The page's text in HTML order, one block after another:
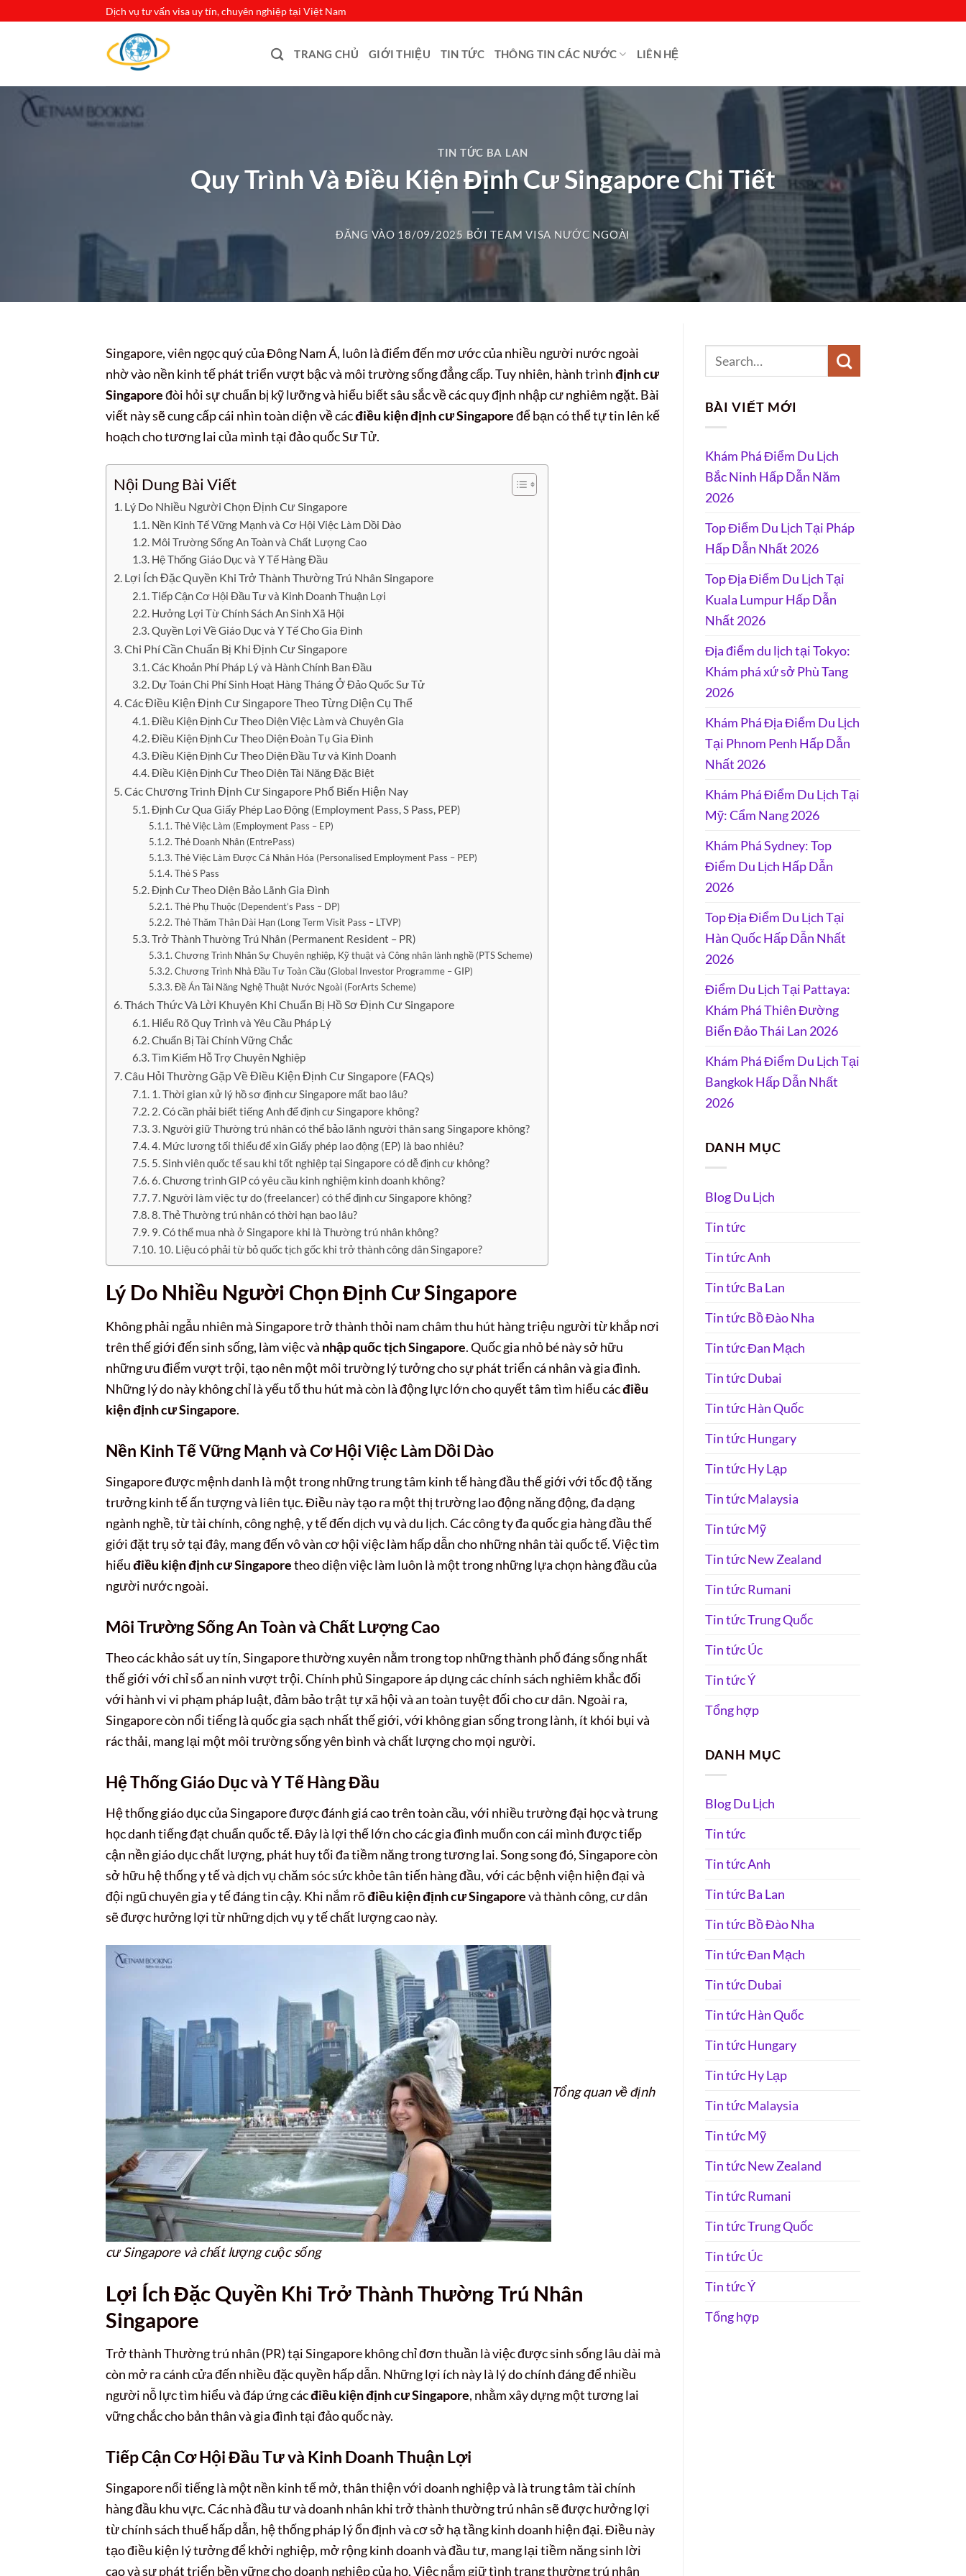
Dịch vụ tư vấn visa uy tín, chuyên nghiệp tại Việt Nam
TRANG CHỦ GIỚI THIỆU TIN TỨC THÔNG TIN CÁC NƯỚC LIÊN HỆ
TIN TỨC BA LAN
Quy Trình Và Điều Kiện Định Cư Singapore Chi Tiết
ĐĂNG VÀO 18/09/2025 BỞITEAM VISA NƯỚC NGOÀI
Singapore, viên ngọc quý của Đông Nam Á, luôn là điểm đến mơ ước của nhiều người nước ngoài
nhờ vào nền kinh tế phát triển vượt bậc và môi trường sống đẳng cấp. Tuy nhiên, hành trìnhđịnh cư
Singapoređòi hỏi sự chuẩn bị kỹ lưỡng và hiểu biết sâu sắc về các quy định nhập cư nghiêm ngặt. Bài
viết này sẽ cung cấp cái nhìn toàn diện về cácđiều kiện định cư Singapoređể bạn có thể tự tin lên kế
hoạch cho tương lai của mình tại đảo quốc Sư Tử.
Nội Dung Bài Viết
Lý Do Nhiều Người Chọn Định Cư Singapore
Nền Kinh Tế Vững Mạnh và Cơ Hội Việc Làm Dồi Dào
Môi Trường Sống An Toàn và Chất Lượng Cao
Hệ Thống Giáo Dục và Y Tế Hàng Đầu
Lợi Ích Đặc Quyền Khi Trở Thành Thường Trú Nhân Singapore
Tiếp Cận Cơ Hội Đầu Tư và Kinh Doanh Thuận Lợi
Hưởng Lợi Từ Chính Sách An Sinh Xã Hội
Quyền Lợi Về Giáo Dục và Y Tế Cho Gia Đình
Chi Phí Cần Chuẩn Bị Khi Định Cư Singapore
Các Khoản Phí Pháp Lý và Hành Chính Ban Đầu
Dự Toán Chi Phí Sinh Hoạt Hàng Tháng Ở Đảo Quốc Sư Tử
Các Điều Kiện Định Cư Singapore Theo Từng Diện Cụ Thể
Điều Kiện Định Cư Theo Diện Việc Làm và Chuyên Gia
Điều Kiện Định Cư Theo Diện Đoàn Tụ Gia Đình
Điều Kiện Định Cư Theo Diện Đầu Tư và Kinh Doanh
Điều Kiện Định Cư Theo Diện Tài Năng Đặc Biệt
Các Chương Trình Định Cư Singapore Phổ Biến Hiện Nay
Định Cư Qua Giấy Phép Lao Động (Employment Pass, S Pass, PEP)
Thẻ Việc Làm (Employment Pass – EP)
Thẻ Doanh Nhân (EntrePass)
Thẻ Việc Làm Được Cá Nhân Hóa (Personalised Employment Pass – PEP)
Thẻ S Pass
Định Cư Theo Diện Bảo Lãnh Gia Đình
Thẻ Phụ Thuộc (Dependent’s Pass – DP)
Thẻ Thăm Thân Dài Hạn (Long Term Visit Pass – LTVP)
Trở Thành Thường Trú Nhân (Permanent Resident – PR)
Chương Trình Nhân Sự Chuyên nghiệp, Kỹ thuật và Công nhân lành nghề (PTS Scheme)
Chương Trình Nhà Đầu Tư Toàn Cầu (Global Investor Programme – GIP)
Đề Án Tài Năng Nghệ Thuật Nước Ngoài (ForArts Scheme)
Thách Thức Và Lời Khuyên Khi Chuẩn Bị Hồ Sơ Định Cư Singapore
Hiểu Rõ Quy Trình và Yêu Cầu Pháp Lý
Chuẩn Bị Tài Chính Vững Chắc
Tìm Kiếm Hỗ Trợ Chuyên Nghiệp
Câu Hỏi Thường Gặp Về Điều Kiện Định Cư Singapore (FAQs)
1. Thời gian xử lý hồ sơ định cư Singapore mất bao lâu?
2. Có cần phải biết tiếng Anh để định cư Singapore không?
3. Người giữ Thường trú nhân có thể bảo lãnh người thân sang Singapore không?
4. Mức lương tối thiểu để xin Giấy phép lao động (EP) là bao nhiêu?
5. Sinh viên quốc tế sau khi tốt nghiệp tại Singapore có dễ định cư không?
6. Chương trình GIP có yêu cầu kinh nghiệm kinh doanh không?
7. Người làm việc tự do (freelancer) có thể định cư Singapore không?
8. Thẻ Thường trú nhân có thời hạn bao lâu?
9. Có thể mua nhà ở Singapore khi là Thường trú nhân không?
10. Liệu có phải từ bỏ quốc tịch gốc khi trở thành công dân Singapore?
Lý Do Nhiều Người Chọn Định Cư Singapore
Không phải ngẫu nhiên mà Singapore trở thành thỏi nam châm thu hút hàng triệu người từ khắp nơi
trên thế giới đến sinh sống, làm việc và nhập quốc tịch Singapore. Quốc gia nhỏ bé này sở hữu
những ưu điểm vượt trội, tạo nên một môi trường lý tưởng cho sự phát triển cá nhân và gia đình.
Những lý do này không chỉ là yếu tố thu hút mà còn là động lực lớn cho quyết tâm tìm hiểu cácđiều
kiện định cư Singapore.
Nền Kinh Tế Vững Mạnh và Cơ Hội Việc Làm Dồi Dào
Singapore được mệnh danh là một trong những trung tâm kinh tế hàng đầu thế giới với tốc độ tăng
trưởng kinh tế ấn tượng và liên tục. Điều này tạo ra một thị trường lao động năng động, đa dạng
ngành nghề, từ tài chính, công nghệ, y tế đến dịch vụ và du lịch. Các công ty đa quốc gia hàng đầu thế
giới đặt trụ sở tại đây, mang đến vô vàn cơ hội việc làm hấp dẫn cho những nhân tài quốc tế. Việc tìm
hiểuđiều kiện định cư Singaporetheo diện việc làm luôn là một trong những lựa chọn hàng đầu của
người nước ngoài.
Môi Trường Sống An Toàn và Chất Lượng Cao
Theo các khảo sát uy tín, Singapore thường xuyên nằm trong top những thành phố đáng sống nhất
thế giới với chỉ số an ninh vượt trội. Chính phủ Singapore áp dụng các chính sách nghiêm khắc đối
với hành vi vi phạm pháp luật, đảm bảo trật tự xã hội và an toàn tuyệt đối cho cư dân. Ngoài ra,
Singapore còn nổi tiếng là quốc gia sạch nhất thế giới, với không gian sống trong lành, ít khói bụi và
rác thải, mang lại một môi trường sống yên bình và chất lượng cho mọi người.
Hệ Thống Giáo Dục và Y Tế Hàng Đầu
Hệ thống giáo dục của Singapore được đánh giá cao trên toàn cầu, với nhiều trường đại học và trung
học danh tiếng đạt chuẩn quốc tế. Đây là lợi thế lớn cho các gia đình muốn con cái mình được tiếp
cận nền giáo dục chất lượng, phát huy tối đa tiềm năng trong tương lai. Song song đó, Singapore còn
sở hữu hệ thống y tế và dịch vụ chăm sóc sức khỏe tân tiến hàng đầu, với các bệnh viện hiện đại và
đội ngũ chuyên gia y tế đáng tin cậy. Khi nắm rõđiều kiện định cư Singaporevà thành công, cư dân
sẽ được hưởng lợi từ những dịch vụ y tế chất lượng cao này.
Tổng quan về định
cư Singapore và chất lượng cuộc sống
Lợi Ích Đặc Quyền Khi Trở Thành Thường Trú Nhân
Singapore
Trở thành Thường trú nhân (PR) tại Singapore không chỉ đơn thuần là việc được sinh sống lâu dài mà
còn mở ra cánh cửa đến nhiều đặc quyền hấp dẫn. Những lợi ích này là lý do chính đáng để nhiều
người nỗ lực tìm hiểu và đáp ứng cácđiều kiện định cư Singapore, nhằm xây dựng một tương lai
vững chắc cho bản thân và gia đình tại đảo quốc này.
Tiếp Cận Cơ Hội Đầu Tư và Kinh Doanh Thuận Lợi
Singapore nổi tiếng là một nền kinh tế mở, thân thiện với doanh nghiệp và là trung tâm tài chính
hàng đầu khu vực. Các nhà đầu tư và doanh nhân khi trở thành thường trú nhân sẽ được hưởng lợi
từ chính sách thuế hấp dẫn, hệ thống pháp lý ổn định và cơ sở hạ tầng kinh doanh hiện đại. Điều này
tạo điều kiện lý tưởng để khởi nghiệp, mở rộng kinh doanh và đầu tư, mang lại tiềm năng sinh lời
cao và sự phát triển bền vững cho doanh nghiệp của họ. Việc nắm giữ tình trạng thường trú nhân
BÀI VIẾT MỚI
Khám Phá Điểm Du Lịch
Bắc Ninh Hấp Dẫn Năm
2026
Top Điểm Du Lịch Tại Pháp
Hấp Dẫn Nhất 2026
Top Địa Điểm Du Lịch Tại
Kuala Lumpur Hấp Dẫn
Nhất 2026
Địa điểm du lịch tại Tokyo:
Khám phá xứ sở Phù Tang
2026
Khám Phá Địa Điểm Du Lịch
Tại Phnom Penh Hấp Dẫn
Nhất 2026
Khám Phá Điểm Du Lịch Tại
Mỹ: Cẩm Nang 2026
Khám Phá Sydney: Top
Điểm Du Lịch Hấp Dẫn
2026
Top Địa Điểm Du Lịch Tại
Hàn Quốc Hấp Dẫn Nhất
2026
Điểm Du Lịch Tại Pattaya:
Khám Phá Thiên Đường
Biển Đảo Thái Lan 2026
Khám Phá Điểm Du Lịch Tại
Bangkok Hấp Dẫn Nhất
2026
DANH MỤC
Blog Du Lịch
Tin tức
Tin tức Anh
Tin tức Ba Lan
Tin tức Bồ Đào Nha
Tin tức Đan Mạch
Tin tức Dubai
Tin tức Hàn Quốc
Tin tức Hungary
Tin tức Hy Lạp
Tin tức Malaysia
Tin tức Mỹ
Tin tức New Zealand
Tin tức Rumani
Tin tức Trung Quốc
Tin tức Úc
Tin tức Ý
Tổng hợp
DANH MỤC
Blog Du Lịch
Tin tức
Tin tức Anh
Tin tức Ba Lan
Tin tức Bồ Đào Nha
Tin tức Đan Mạch
Tin tức Dubai
Tin tức Hàn Quốc
Tin tức Hungary
Tin tức Hy Lạp
Tin tức Malaysia
Tin tức Mỹ
Tin tức New Zealand
Tin tức Rumani
Tin tức Trung Quốc
Tin tức Úc
Tin tức Ý
Tổng hợp